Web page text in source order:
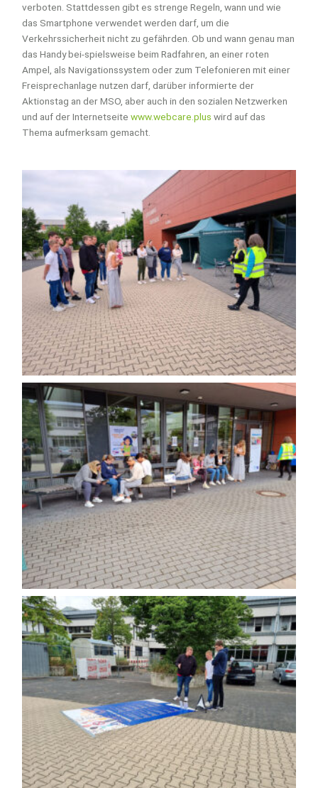
verboten. Stattdessen gibt es strenge Regeln, wann und wie
das Smartphone verwendet werden darf, um die
Verkehrssicherheit nicht zu gefährden. Ob und wann genau man
das Handy bei-spielsweise beim Radfahren, an einer roten
Ampel, als Navigationssystem oder zum Telefonieren mit einer
Freisprechanlage nutzen darf, darüber informierte der
Aktionstag an der MSO, aber auch in den sozialen Netzwerken
und auf der Internetseitewww.webcare.plus wird auf das
Thema aufmerksam gemacht.